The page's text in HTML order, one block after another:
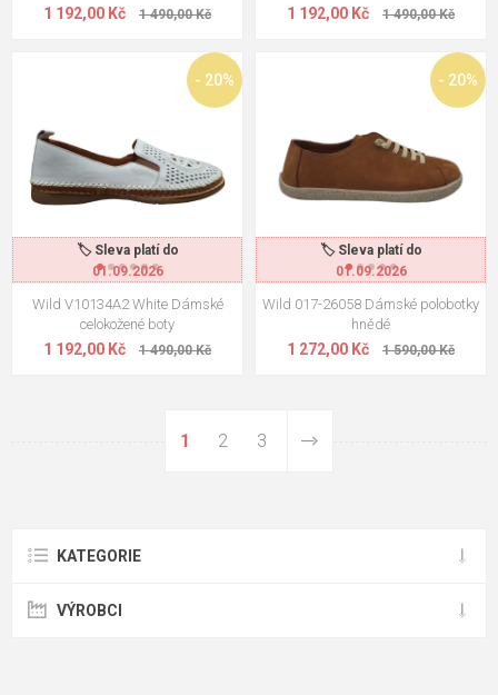
1 192,00 Kč 1 490,00 Kč 1 192,00 Kč 1 490,00 Kč
🏷️ Sleva platí do
01.09.2026
- 20%
Wild V10134A2 White Dámské
celokožené boty
1 192,00 Kč 1 490,00 Kč
🏷️ Sleva platí do
01.09.2026
- 20%
Wild 017-26058 Dámské polobotky
hnědé
1 272,00 Kč 1 590,00 Kč
1 2 3
KATEGORIE
VÝROBCI